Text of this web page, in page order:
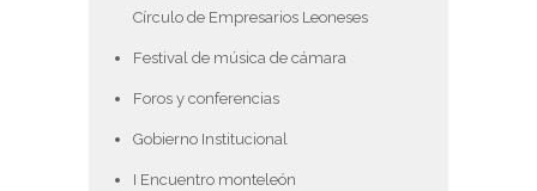
Círculo de Empresarios Leoneses
Festival de música de cámara
Foros y conferencias
Gobierno Institucional
I Encuentro monteleón